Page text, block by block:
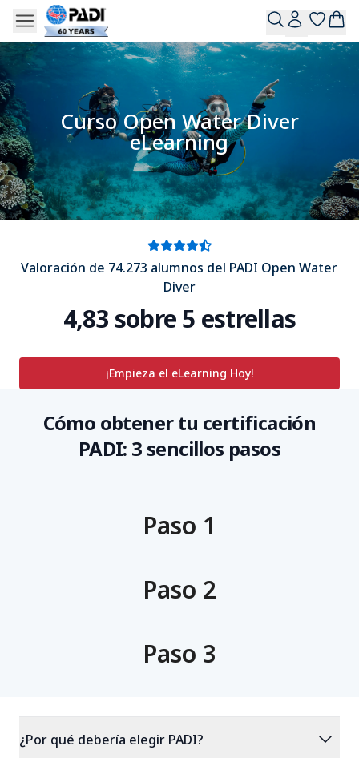
Curso Open Water Diver
eLearning
Valoración de 74.273 alumnos del PADI Open Water
Diver
4,83 sobre 5 estrellas
¡Empieza el eLearning Hoy!
Cómo obtener tu certificación
PADI: 3 sencillos pasos
Paso 1
Paso 2
Paso 3
¿Por qué debería elegir PADI? expand_more